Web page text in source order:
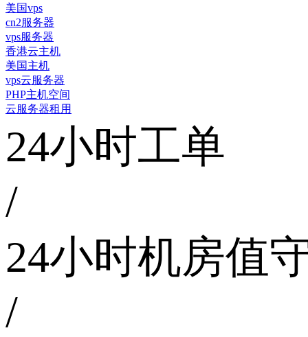
美国vps
cn2服务器
vps服务器
香港云主机
美国主机
vps云服务器
PHP主机空间
云服务器租用
24小时工单
/
24小时机房值
/